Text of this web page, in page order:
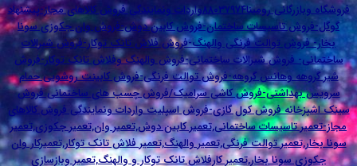
فروشگاه وبازرگانی رومینا۸۸۰۳۷۹۷۴واردات ونمایندگی فروش کالاهای مجاز-پیشنهاد
تاسیسات ساختمان-فروش کابین دوش-فروش وان جکوزی سونا
توالت فرنگی والهنگ-فروش فلاش تانک توکار-فروش شیرالات
فروش شیرالات ساختمانی-فروش والهنگ وفلاش تانک توکار-فروش
وهانس گروهه-فروش توالت فرنگی-فروش کابینت روشویی حمام
فروش کاشی سرامیک/فروش چسب های ساختمانی فروش
فروش کول گازی-فروش اسپلیت واردات ونمایندگی فروش کالاهای
تاسیسات ساختمانی,تعمیر کابین دوش,تعمیر وان,تعمیر جکوزی,تعمیر
توالت فرنگی,تعمیر والهنگ,تعمیر فلاش تانک توکار,تعمیرکار وان
بخار,تعمیر کارفلاش تانک توکار و والهنگ,تعمیر وبازسازی